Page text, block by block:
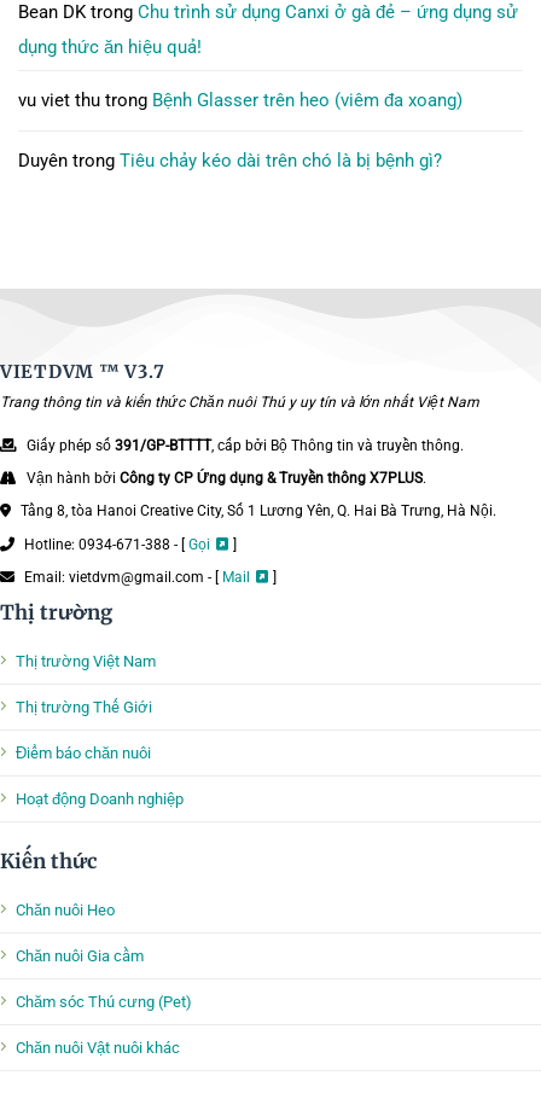
Bean DKtrong Chu trình sử dụng Canxi ở gà đẻ – ứng dụng sử
dụng thức ăn hiệu quả!
vu viet thu trong Bệnh Glasser trên heo (viêm đa xoang)
Duyên trong Tiêu chảy kéo dài trên chó là bị bệnh gì?
VIETDVM ™V3.7
Trang thông tin và kiến thức Chăn nuôi Thú y uy tín và lớn nhất Việt Nam
Giấy phép số 391/GP-BTTTT, cấp bởi Bộ Thông tin và truyền thông.
Vận hành bởi Công ty CP Ứng dụng & Truyền thông X7PLUS.
Tầng 8, tòa Hanoi Creative City, Số 1 Lương Yên, Q. Hai Bà Trưng, Hà Nội.
Hotline: 0934-671-388 - [ Gọi
]
Email: vietdvm@gmail.com - [ Mail ]
Thị trường
Thị trường Việt Nam
Thị trường Thế Giới
Điểm báo chăn nuôi
Hoạt động Doanh nghiệp
Kiến thức
Chăn nuôi Heo
Chăn nuôi Gia cầm
Chăm sóc Thú cưng (Pet)
Chăn nuôi Vật nuôi khác